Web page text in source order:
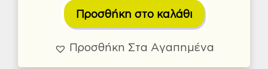
Προσθήκη στο καλάθι
Προσθήκη Στα Αγαπημένα